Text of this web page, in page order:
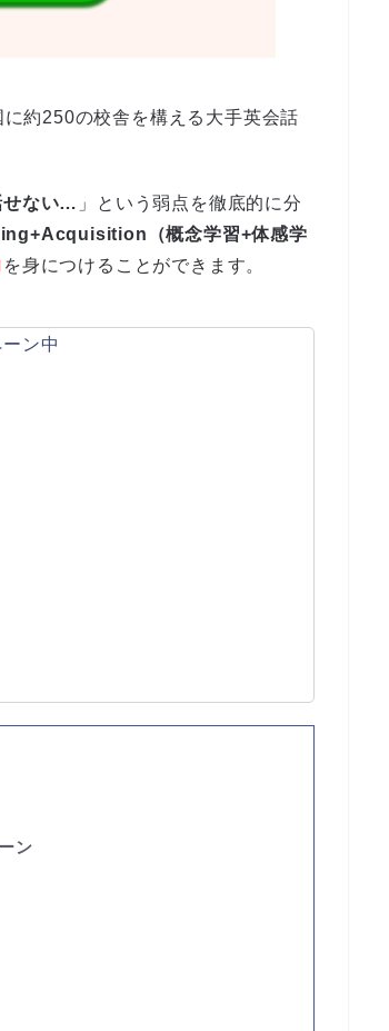
に約250の校舎を構える大手英会話
せない… 」という弱点を徹底的に分
（概念学習+体感学
を身につけることができます。
ン中
ン